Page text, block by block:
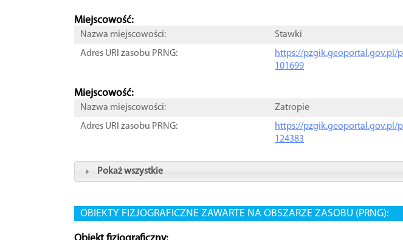
Miejscowość:
Nazwa miejscowości:
Stawki
Adres URI zasobu PRNG:
https://pzgik.geoportal.gov.pl/
101699
Miejscowość:
Nazwa miejscowości:
Zatropie
Adres URI zasobu PRNG:
https://pzgik.geoportal.gov.pl/
124383
Pokaż wszystkie
OBIEKTY FIZJOGRAFICZNE ZAWARTE NA OBSZARZE ZASOBU (PRNG):